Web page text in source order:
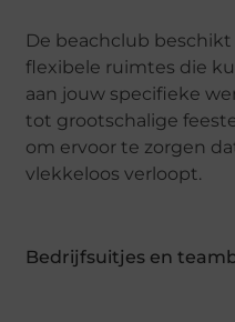
De beachclub
flexibele ruimtes die
aan jouw specifieke
tot grootschalige
om ervoor te zorgen
vlekkeloos verloopt.
Bedrijfsuitjes en